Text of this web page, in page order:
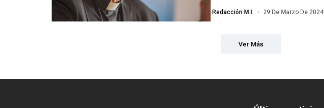
Redacción M.I. 29 De Marzo De 2024
Ver Más